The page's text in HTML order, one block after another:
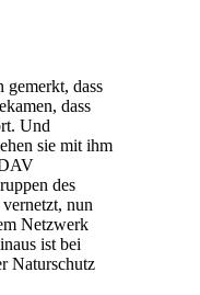
gemerkt, dass
dass
Und
sie mit ihm
des
nun
Netzwerk
ist bei
Naturschutz